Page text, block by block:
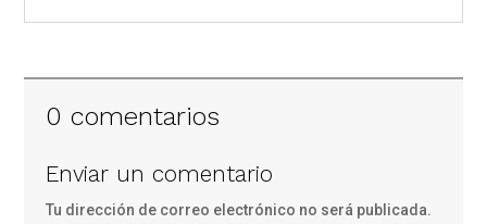
0 comentarios
Enviar un comentario
Tu dirección de correo electrónico no será publicada.